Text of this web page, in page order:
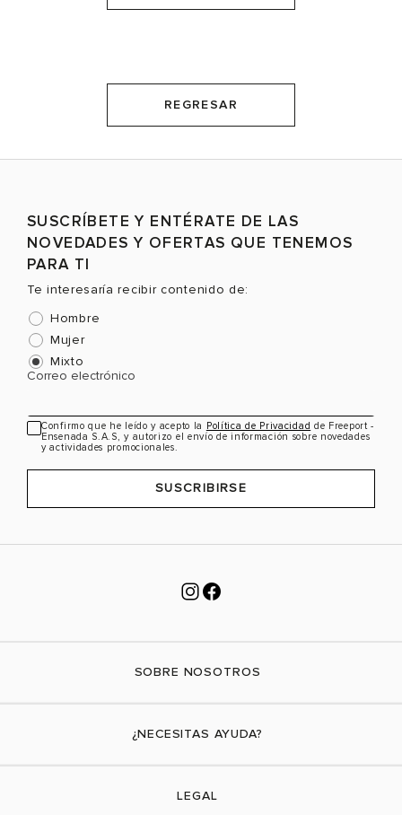
REGRESAR
SUSCRÍBETE Y ENTÉRATE DE LAS
NOVEDADES Y OFERTAS QUE TENEMOS
PARA TI
Te interesaría recibir contenido de:
Hombre
Mujer
Mixto
Correo electrónico
Confirmo que he leído y acepto la Política de Privacidad de Freeport -
Ensenada S.A.S, y autorizo el envío de información sobre novedades
y actividades promocionales.
SUSCRIBIRSE
SOBRE NOSOTROS
¿NECESITAS AYUDA?
LEGAL